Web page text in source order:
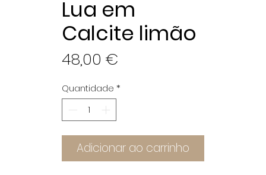
Lua em
Calcite limão
48,00 €
Quantidade *
Adicionar ao carrinho